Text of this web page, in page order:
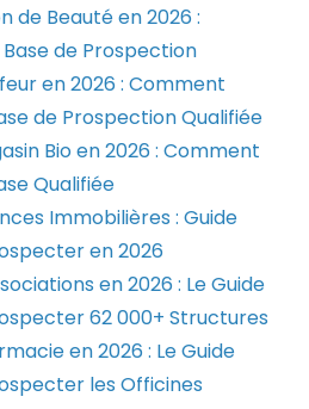
de Beauté en 2026 :
de Prospection
en 2026 : Comment
de Prospection Qualifiée
Bio en 2026 : Comment
Qualifiée
Immobilières : Guide
en 2026
en 2026 : Le Guide
62 000+ Structures
en 2026 : Le Guide
les Officines